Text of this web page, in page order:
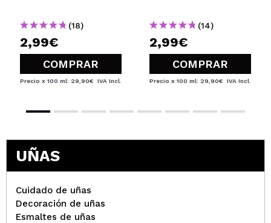
(18)
2,99€
COMPRAR
Precio x 100 ml: 29,90€ IVA Incl.
(14)
2,99€
COMPRAR
Precio x 100 ml: 29,90€ IVA Incl.
UÑAS
Cuidado de uñas
Decoración de uñas
Esmaltes de uñas